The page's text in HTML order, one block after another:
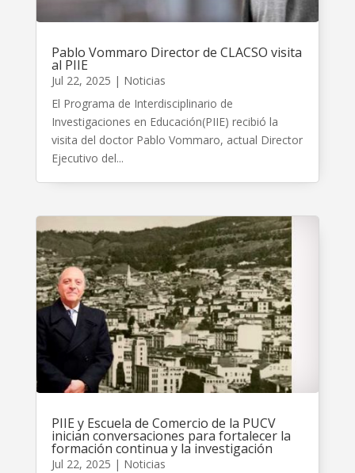
Pablo Vommaro Director de CLACSO visita
al PIIE
Jul 22, 2025 | Noticias
El Programa de Interdisciplinario de
Investigaciones en Educación(PIIE) recibió la
visita del doctor Pablo Vommaro, actual Director
Ejecutivo del...
PIIE y Escuela de Comercio de la PUCV
inician conversaciones para fortalecer la
formación continua y la investigación
Jul 22, 2025 | Noticias